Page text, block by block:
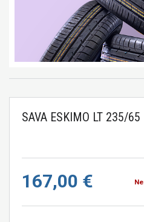
SAVA ESKIMO LT 235/65
167,00 €